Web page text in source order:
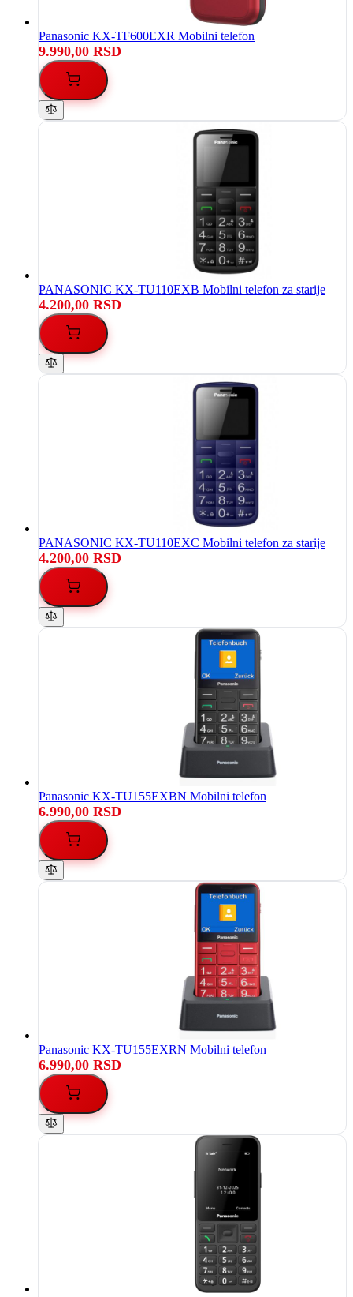
Panasonic KX-TF600EXR Mobilni telefon
9.990,00 RSD
PANASONIC KX-TU110EXB Mobilni telefon za starije
4.200,00 RSD
PANASONIC KX-TU110EXC Mobilni telefon za starije
4.200,00 RSD
Panasonic KX-TU155EXBN Mobilni telefon
6.990,00 RSD
Panasonic KX-TU155EXRN Mobilni telefon
6.990,00 RSD